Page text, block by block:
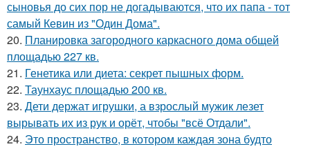
сыновья до сих пор не догадываются, что их папа - тот
самый Кевин из "Один Дома".
20. Планировка загородного каркасного дома общей
площадью 227 кв.
21. Генетика или диета: секрет пышных форм.
22. Таунхаус площадью 200 кв.
23. Дети держат игрушки, а взрослый мужик лезет
вырывать их из рук и орёт, чтобы "всё Отдали".
24. Это пространство, в котором каждая зона будто